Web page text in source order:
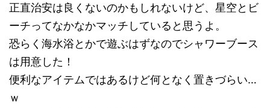
正直治安は良くないのかもしれないけど、星空とビ
ーチってなかなかマッチしていると思うよ。
恐らく海水浴とかで遊ぶはずなのでシャワーブース
は用意した！
便利なアイテムではあるけど何となく置きづらい…
ｗ